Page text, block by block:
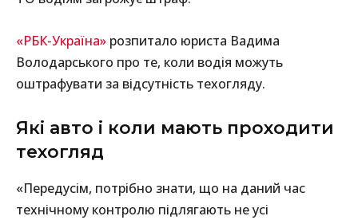
«РБК-Україна» розпитало юриста Вадима
Володарського про те, коли водія можуть
оштрафувати за відсутність техогляду.
Які авто і коли мають проходити
техогляд
«Передусім, потрібно знати, що на даний час
технічному контролю підлягають не усі